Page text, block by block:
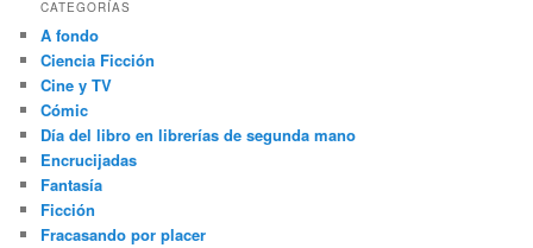
CATEGORÍAS
A fondo
Ciencia Ficción
Cine y TV
Cómic
Día del libro en librerías de segunda mano
Encrucijadas
Fantasía
Ficción
Fracasando por placer